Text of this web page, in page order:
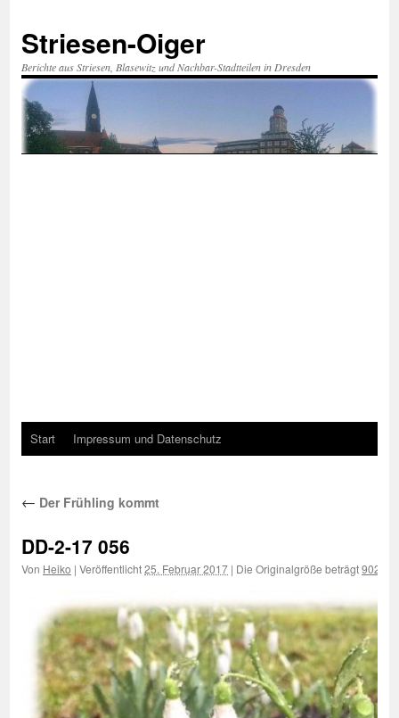
springen
Striesen-Oiger
Berichte aus Striesen, Blasewitz und Nachbar-Stadtteilen in Dresden
Start Impressum und Datenschutz
← Der Frühling kommt
DD-2-17 056
Von Heiko | Veröffentlicht25. Februar 2017 | Die Originalgröße beträgt902 ×